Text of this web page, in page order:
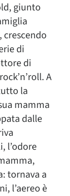
giunto
crescendo
di
di
A
la
mamma
dalle
l’odore
tornava a
l’aereo è